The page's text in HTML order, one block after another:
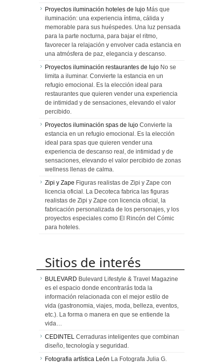
Proyectos iluminación hoteles de lujo Más que
iluminación: una experiencia íntima, cálida y
memorable para sus huéspedes. Una luz pensada
para la parte nocturna, para bajar el ritmo,
favorecer la relajación y envolver cada estancia en
una atmósfera de paz, elegancia y descanso.
Proyectos iluminación restaurantes de lujo No se
limita a iluminar. Convierte la estancia en un
refugio emocional. Es la elección ideal para
restaurantes que quieren vender una experiencia
de intimidad y de sensaciones, elevando el valor
percibido.
Proyectos iluminación spas de lujo Convierte la
estancia en un refugio emocional. Es la elección
ideal para spas que quieren vender una
experiencia de descanso real, de intimidad y de
sensaciones, elevando el valor percibido de zonas
wellness llenas de calma.
Zipi y Zape Figuras realistas de Zipi y Zape con
licencia oficial. La Decoteca fabrica las figuras
realistas de Zipi y Zape con licencia oficial, la
fabricación personalizada de los personajes, y los
proyectos especiales como El Rincón del Cómic
para hoteles.
Sitios de interés
BULEVARD Bulevard Lifestyle & Travel Magazine
es el espacio donde encontrarás toda la
información relacionada con el mejor estilo de
vida (gastronomia, viajes, moda, belleza, eventos,
etc.). La forma o manera en que se entiende la
vida…
CEDINTEL Cerraduras inteligentes que combinan
diseño, tecnología y seguridad.
Fotografia artística León La Fotografa Julia G.